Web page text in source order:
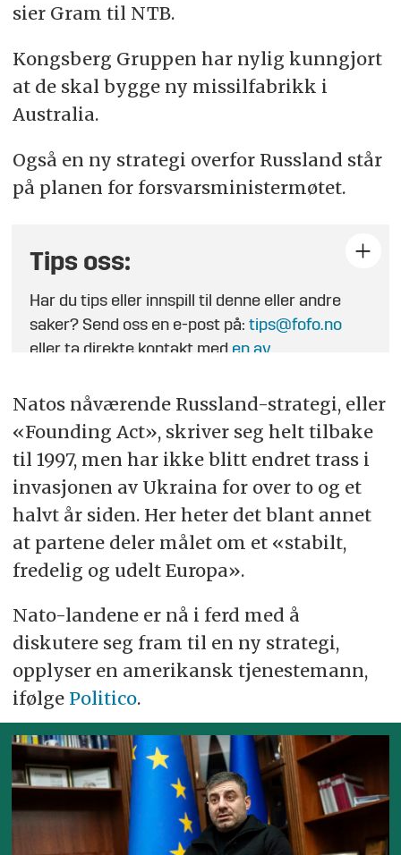
sier Gram til NTB.
Kongsberg Gruppen har nylig kunngjort
at de skal bygge ny missilfabrikk i
Australia.
Også en ny strategi overfor Russland står
på planen for forsvarsministermøtet.
Tips oss:
Har du tips eller innspill til denne eller andre
saker? Send oss en e-post på:tips@fofo.no
eller ta direkte kontakt med en av
Natos nåværende Russland-strategi, eller
«Founding Act», skriver seg helt tilbake
til 1997, men har ikke blitt endret trass i
invasjonen av Ukraina for over to og et
halvt år siden. Her heter det blant annet
at partene deler målet om et «stabilt,
fredelig og udelt Europa».
Nato-landene er nå i ferd med å
diskutere seg fram til en ny strategi,
opplyser en amerikansk tjenestemann,
ifølge Politico.